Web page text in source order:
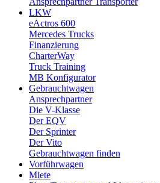
LKW
eActros 600
Mercedes Trucks
Finanzierung
CharterWay
Truck Training
MB Konfigurator
Gebrauchtwagen
Ansprechpartner
Die V-Klasse
Der EQV
Der Sprinter
Der Vito
Gebrauchtwagen finden
Vorführwagen
Miete